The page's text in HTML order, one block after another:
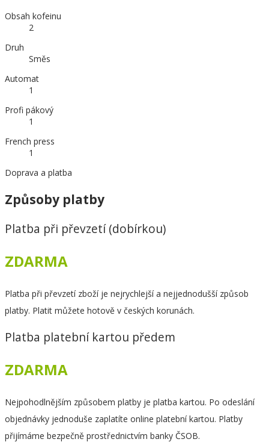
Obsah kofeinu
2
Druh
Směs
Automat
1
Profi pákový
1
French press
1
Doprava a platba
Způsoby platby
Platba při převzetí (dobírkou)
ZDARMA
Platba při převzetí zboží je nejrychlejší a nejjednodušší způsob
platby. Platit můžete hotově v českých korunách.
Platba platební kartou předem
ZDARMA
Nejpohodlnějším způsobem platby je platba kartou. Po odeslání
objednávky jednoduše zaplatíte online platební kartou. Platby
přijímáme bezpečně prostřednictvím banky ČSOB.